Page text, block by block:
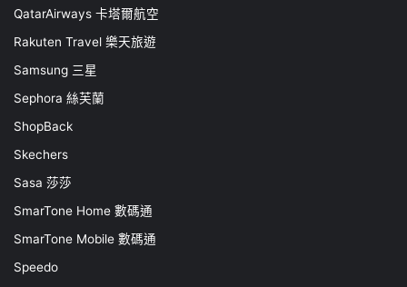
QatarAirways 卡塔爾航空
Rakuten Travel 樂天旅遊
Samsung 三星
Sephora 絲芙蘭
ShopBack
Skechers
Sasa 莎莎
SmarTone Home 數碼通
SmarTone Mobile 數碼通
Speedo